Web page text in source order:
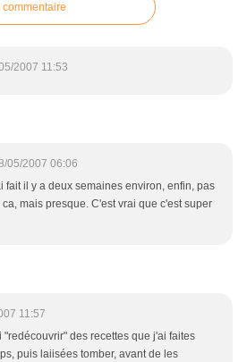
2007 11:53
05/2007 06:06
fait il y a deux semaines environ, enfin, pas
mais presque. C'est vrai que c'est super
11:57
"redécouvrir" des recettes que j'ai faites
puis laiisées tomber, avant de les